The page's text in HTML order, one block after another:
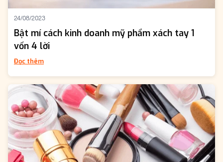
24/08/2023
Bật mí cách kinh doanh mỹ phẩm xách tay 1
vốn 4 lời
Đọc thêm